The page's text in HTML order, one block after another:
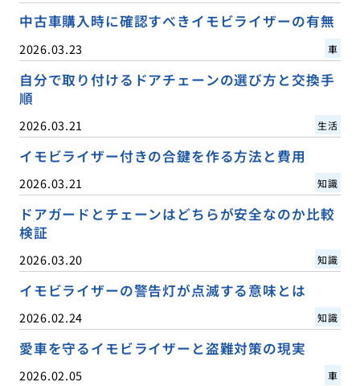
中古車購入時に確認すべきイモビライザーの有無
2026.03.23 車
自分で取り付けるドアチェーンの選び方と交換手
順
2026.03.21 生活
イモビライザー付きの合鍵を作る方法と費用
2026.03.21 知識
ドアガードとチェーンはどちらが安全なのか比較
検証
2026.03.20 知識
イモビライザーの警告灯が点滅する意味とは
2026.02.24 知識
愛車を守るイモビライザーと盗難対策の現実
2026.02.05 車